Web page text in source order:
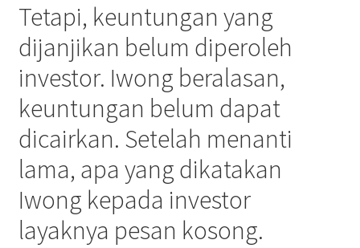
Tetapi, keuntungan yang
dijanjikan belum diperoleh
investor. Iwong beralasan,
keuntungan belum dapat
dicairkan. Setelah menanti
lama, apa yang dikatakan
Iwong kepada investor
layaknya pesan kosong.